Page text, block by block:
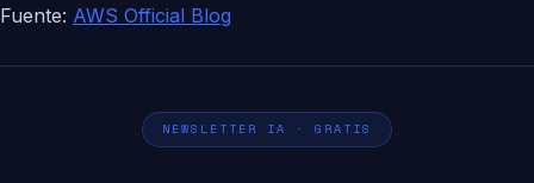
Fuente: AWS Official Blog
NEWSLETTER IA · GRATIS